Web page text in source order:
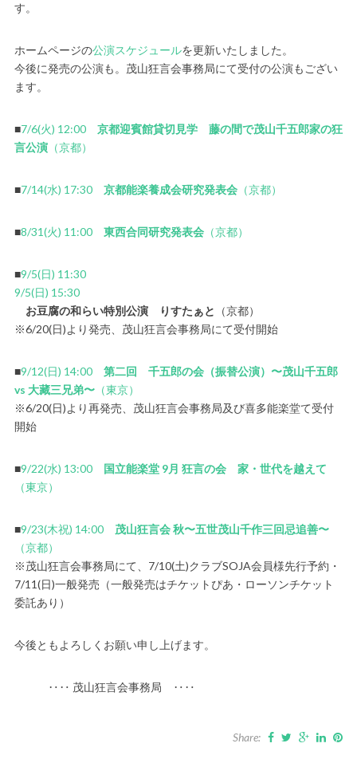
す。
ホームページの公演スケジュールを更新いたしました。
今後に発売の公演も。茂山狂言会事務局にて受付の公演もござい
ます。
■7/6(火) 12:00 京都迎賓館貸切見学 藤の間で茂山千五郎家の狂
言公演（京都）
■7/14(水) 17:30 京都能楽養成会研究発表会（京都）
■8/31(火) 11:00 東西合同研究発表会（京都）
■9/5(日) 11:30
9/5(日) 15:30
お豆腐の和らい特別公演 りすたぁと
（京都）
※6/20(日)より発売、茂山狂言会事務局にて受付開始
■9/12(日) 14:00 第二回 千五郎の会（振替公演）〜茂山千五郎
vs 大藏三兄弟〜（東京）
※6/20(日)より再発売、茂山狂言会事務局及び喜多能楽堂て受付
開始
■9/22(水) 13:00 国立能楽堂 9月 狂言の会 家・世代を越えて
（東京）
■9/23(木祝) 14:00 茂山狂言会 秋〜五世茂山千作三回忌追善〜
（京都）
※茂山狂言会事務局にて、7/10(土)クラブSOJA会員様先行予約・
7/11(日)一般発売（一般発売はチケットぴあ・ローソンチケット
委託あり）
今後ともよろしくお願い申し上げます。
‥‥ 茂山狂言会事務局 ‥‥
Share: